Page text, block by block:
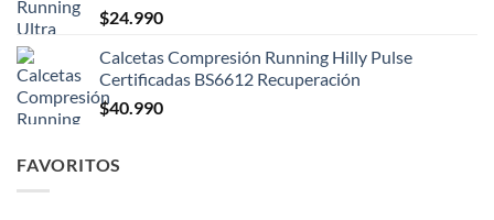
$24.990
Calcetas Compresión Running Hilly Pulse
Certificadas BS6612 Recuperación
$40.990
FAVORITOS